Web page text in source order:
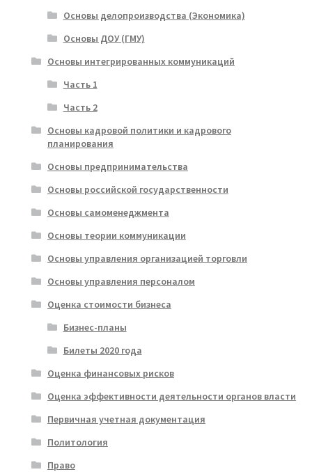
Основы делопроизводства (Экономика)
Основы ДОУ (ГМУ)
Основы интегрированных коммуникаций
Часть 1
Часть 2
Основы кадровой политики и кадрового
планирования
Основы предпринимательства
Основы российской государственности
Основы самоменеджмента
Основы теории коммуникации
Основы управления организацией торговли
Основы управления персоналом
Оценка стоимости бизнеса
Бизнес-планы
Билеты 2020 года
Оценка финансовых рисков
Оценка эффективности деятельности органов власти
Первичная учетная документация
Политология
Право